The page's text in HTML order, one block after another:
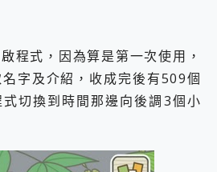
程式，因為算是第一次使用，
字及介紹，收成完後有509個
切換到時間那邊向後調3個小